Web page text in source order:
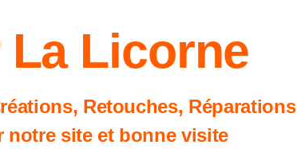
Licorne
Retouches, Réparations
notre site et bonne visite